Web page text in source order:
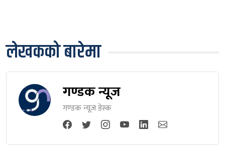
लेखकको बारेमा
गण्डक न्यूज
गण्डक न्यूज डेस्क